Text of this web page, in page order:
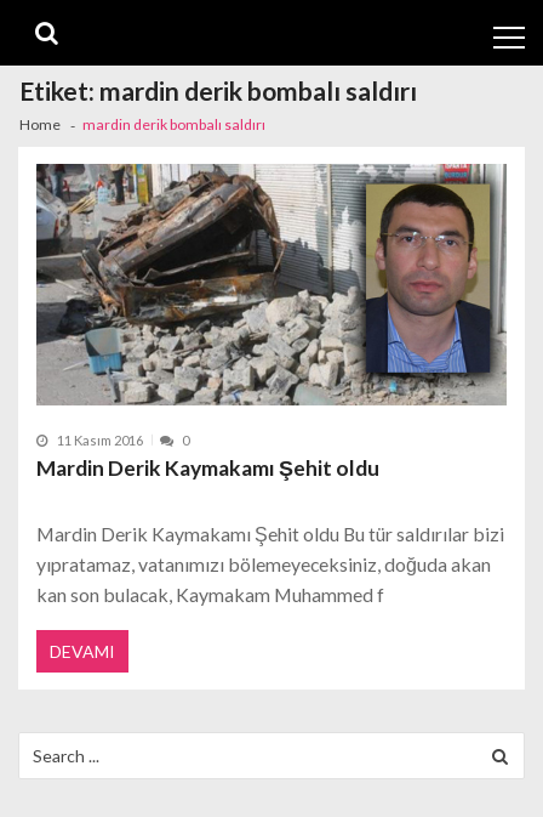
navigation
content
Etiket: mardin derik bombalı saldırı
Home mardin derik bombalı saldırı
11 Kasım 2016 0
Mardin Derik Kaymakamı Şehit oldu
Mardin Derik Kaymakamı Şehit oldu Bu tür saldırılar bizi
yıpratamaz, vatanımızı bölemeyeceksiniz, doğuda akan
kan son bulacak, Kaymakam Muhammed f
DEVAMI
for: